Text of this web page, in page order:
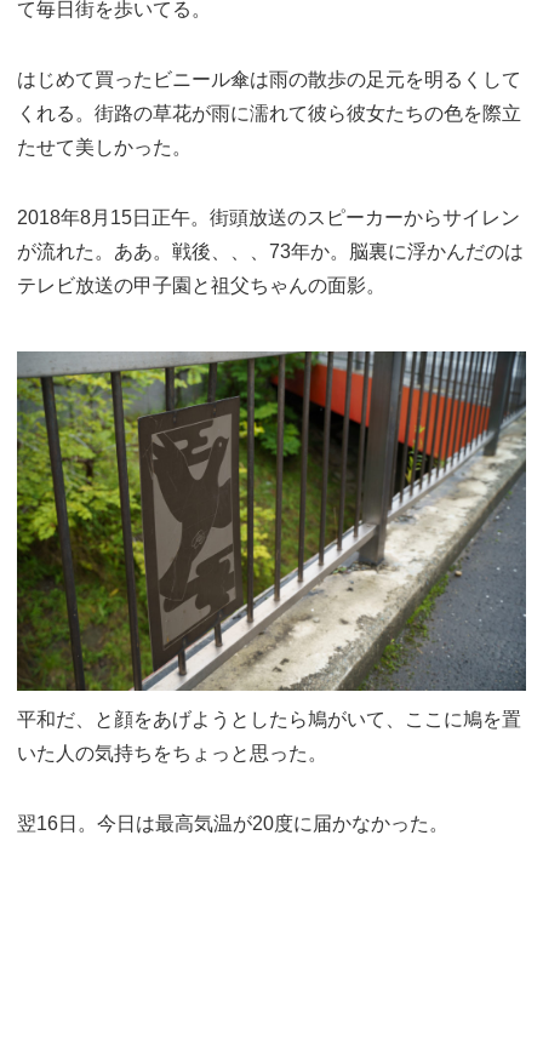
て毎日街を歩いてる。
はじめて買ったビニール傘は雨の散歩の足元を明るくして
くれる。街路の草花が雨に濡れて彼ら彼女たちの色を際立
たせて美しかった。
2018年8月15日正午。街頭放送のスピーカーからサイレン
が流れた。ああ。戦後、、、73年か。脳裏に浮かんだのは
テレビ放送の甲子園と祖父ちゃんの面影。
平和だ、と顔をあげようとしたら鳩がいて、ここに鳩を置
いた人の気持ちをちょっと思った。
翌16日。今日は最高気温が20度に届かなかった。